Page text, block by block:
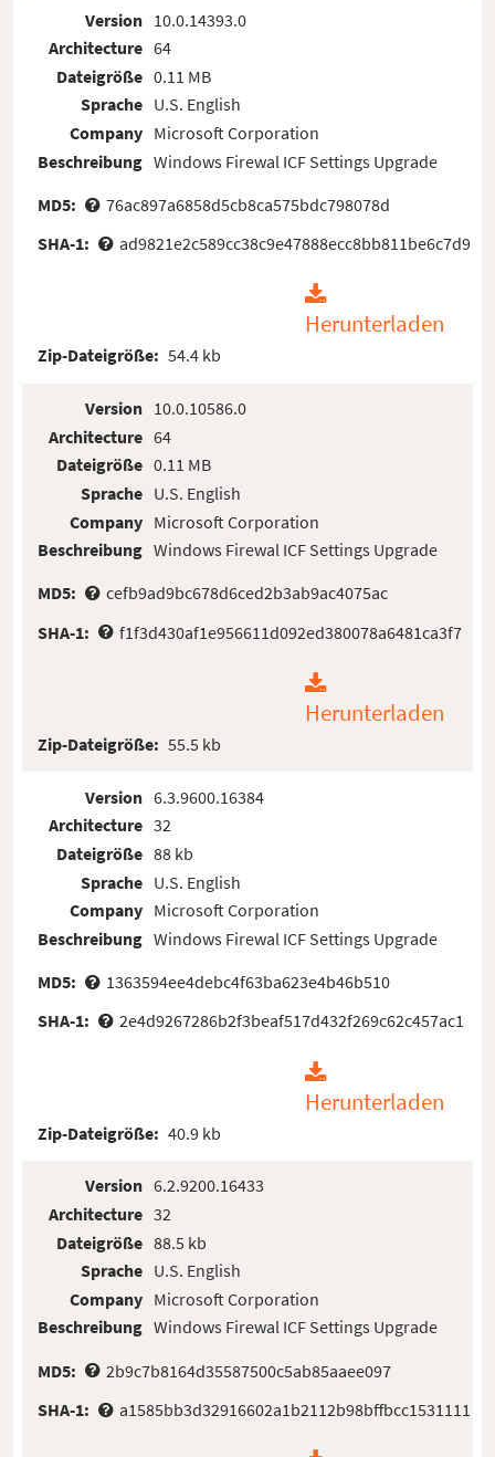
Version
Architecture
Dateigröße
Sprache
Company
Beschreibung
10.0.14393.0
64
0.11 MB
U.S. English
Microsoft Corporation
Windows Firewal ICF Settings Upgrade
MD5:
76ac897a6858d5cb8ca575bdc798078d
SHA-1:
ad9821e2c589cc38c9e47888ecc8bb811be6c7d9
Herunterladen
Zip-Dateigröße: 54.4 kb
Version
Architecture
Dateigröße
Sprache
Company
Beschreibung
10.0.10586.0
64
0.11 MB
U.S. English
Microsoft Corporation
Windows Firewal ICF Settings Upgrade
MD5:
cefb9ad9bc678d6ced2b3ab9ac4075ac
SHA-1:
f1f3d430af1e956611d092ed380078a6481ca3f7
Herunterladen
Zip-Dateigröße: 55.5 kb
Version
Architecture
Dateigröße
Sprache
Company
Beschreibung
6.3.9600.16384
32
88 kb
U.S. English
Microsoft Corporation
Windows Firewal ICF Settings Upgrade
MD5:
1363594ee4debc4f63ba623e4b46b510
SHA-1:
2e4d9267286b2f3beaf517d432f269c62c457ac1
Herunterladen
Zip-Dateigröße: 40.9 kb
Version
Architecture
Dateigröße
Sprache
Company
Beschreibung
6.2.9200.16433
32
88.5 kb
U.S. English
Microsoft Corporation
Windows Firewal ICF Settings Upgrade
MD5:
2b9c7b8164d35587500c5ab85aaee097
SHA-1:
a1585bb3d32916602a1b2112b98bffbcc1531111